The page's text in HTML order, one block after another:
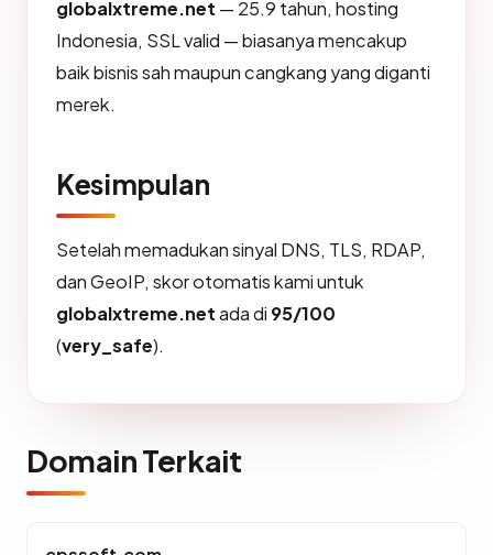
globalxtreme.net — 25.9 tahun, hosting
Indonesia, SSL valid — biasanya mencakup
baik bisnis sah maupun cangkang yang diganti
merek.
Kesimpulan
Setelah memadukan sinyal DNS, TLS, RDAP,
dan GeoIP, skor otomatis kami untuk
globalxtreme.netada di 95/100
(very_safe).
Domain Terkait